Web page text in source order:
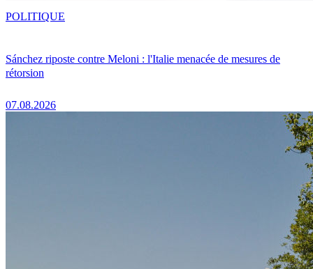
Sánchez riposte contre Meloni : l'Italie menacée de mesures de
rétorsion
07.08.2026
POLITIQUE